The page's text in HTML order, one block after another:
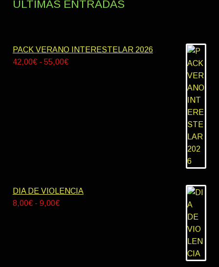
ÚLTIMAS ENTRADAS
PACK VERANO INTERESTELAR 2026
42,00€ - 55,00€Rango
DIA DE VIOLENCIA
8,00€ - 9,00€Rango